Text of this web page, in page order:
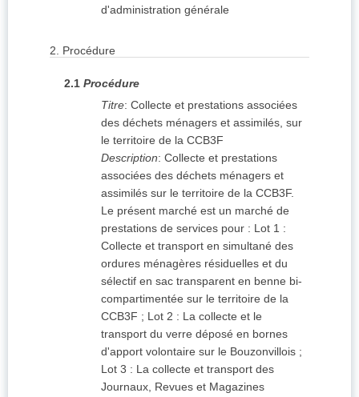
d'administration générale
2. Procédure
2.1 Procédure
Titre: Collecte et prestations associées
des déchets ménagers et assimilés, sur
le territoire de la CCB3F
Description: Collecte et prestations
associées des déchets ménagers et
assimilés sur le territoire de la CCB3F.
Le présent marché est un marché de
prestations de services pour : Lot 1 :
Collecte et transport en simultané des
ordures ménagères résiduelles et du
sélectif en sac transparent en benne bi-
compartimentée sur le territoire de la
CCB3F ; Lot 2 : La collecte et le
transport du verre déposé en bornes
d'apport volontaire sur le Bouzonvillois ;
Lot 3 : La collecte et transport des
Journaux, Revues et Magazines